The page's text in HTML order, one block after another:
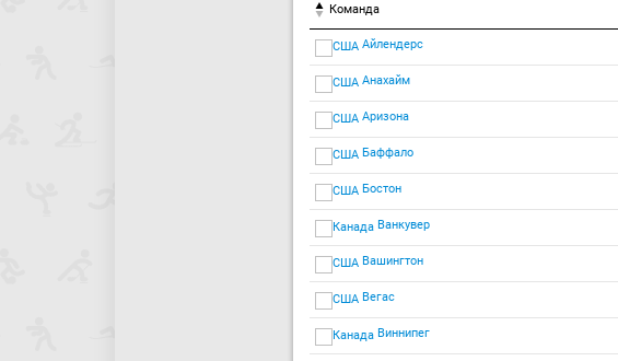
Команда
Айлендерс
Анахайм
Аризона
Баффало
Бостон
Ванкувер
Вашингтон
Вегас
Виннипег